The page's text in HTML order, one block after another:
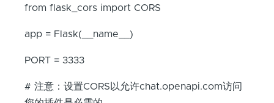
from flask_cors import CORS
app = Flask(__name__)
PORT = 3333
# 注意：设置CORS以允许chat.openapi.com访问